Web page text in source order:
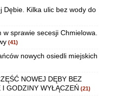
Dębie. Kilka ulic bez wody do
sprawie secesji Chmielowa.
(41)
nowych osiedli miejskich
NOWEJ DĘBY BEZ
I GODZINY WYŁĄCZEŃ (21)